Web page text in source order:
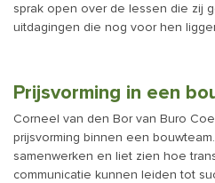
sprak open over de lessen die zij
uitdagingen die nog voor hen
Prijsvorming in een
Corneel van den Bor van Buro
prijsvorming binnen een
samenwerken en liet zien hoe
communicatie kunnen leiden tot